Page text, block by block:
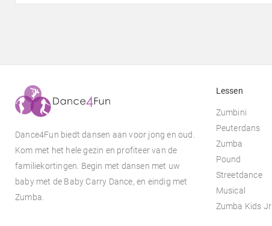
Dance4Fun biedt dansen aan voor jong en oud.
Kom met het hele gezin en profiteer van de
familiekortingen. Begin met dansen met uw
baby met de Baby Carry Dance, en eindig met
Zumba.
Lessen
Zumbini
Peuterdans
Zumba
Pound
Streetdance
Musical
Zumba Kids Jr